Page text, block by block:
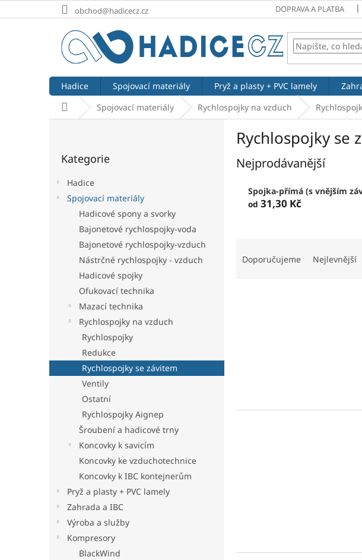
na
obchod@hadicecz.cz DOPRAVA A PLATBA
Hadice Spojovací materiály Pryž a plasty + PVC lamely
Domů Spojovací materiály Rychlospojky na vzduch
kategorie
Kategorie
Hadice
Spojovací materiály
Hadicové spony a svorky
Bajonetové rychlospojky-voda
Bajonetové rychlospojky-vzduch
Nástrčné rychlospojky - vzduch
Hadicové spojky
Ofukovací technika
Mazací technika
Rychlospojky na vzduch
Rychlospojky
Redukce
Rychlospojky se závitem
Ventily
Ostatní
Rychlospojky Aignep
Šroubení a hadicové trny
Koncovky k savicím
Koncovky ke vzduchotechnice
Koncovky k IBC kontejnerům
Pryž a plasty + PVC lamely
Zahrada a IBC
Výroba a služby
Kompresory
BlackWind
Rychlospojky se
Nejprodávanější
Spojka-přímá (s vnějším
od 31,30 Kč
ů
Doporučujeme Nejlevnější
u